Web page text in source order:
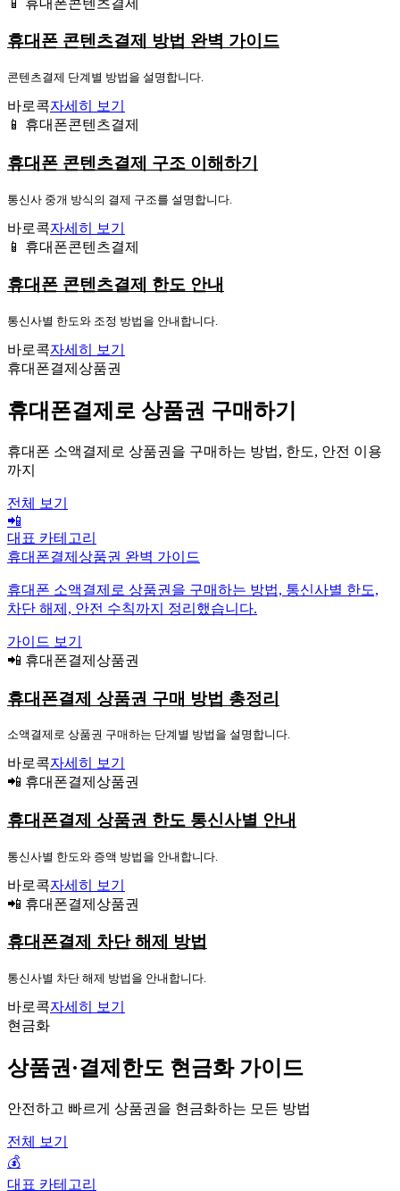
휴대폰 콘텐츠결제 방법 완벽 가이드
콘텐츠결제 단계별 방법을 설명합니다.
바로콕자세히 보기
📱 휴대폰콘텐츠결제
휴대폰 콘텐츠결제 구조 이해하기
통신사 중개 방식의 결제 구조를 설명합니다.
바로콕자세히 보기
📱 휴대폰콘텐츠결제
휴대폰 콘텐츠결제 한도 안내
통신사별 한도와 조정 방법을 안내합니다.
바로콕자세히 보기
휴대폰결제상품권
휴대폰결제로 상품권 구매하기
휴대폰 소액결제로 상품권을 구매하는 방법, 한도, 안전 이용
까지
전체 보기
📲
대표 카테고리
휴대폰결제상품권 완벽 가이드
휴대폰 소액결제로 상품권을 구매하는 방법, 통신사별 한도,
차단 해제, 안전 수칙까지 정리했습니다.
가이드 보기
📲 휴대폰결제상품권
휴대폰결제 상품권 구매 방법 총정리
소액결제로 상품권 구매하는 단계별 방법을 설명합니다.
바로콕자세히 보기
📲 휴대폰결제상품권
휴대폰결제 상품권 한도 통신사별 안내
통신사별 한도와 증액 방법을 안내합니다.
바로콕자세히 보기
📲 휴대폰결제상품권
휴대폰결제 차단 해제 방법
통신사별 차단 해제 방법을 안내합니다.
바로콕자세히 보기
현금화
상품권·결제한도 현금화 가이드
안전하고 빠르게 상품권을 현금화하는 모든 방법
전체 보기
💰
대표 카테고리